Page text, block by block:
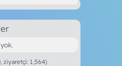
ziyaretçi: 1,564)